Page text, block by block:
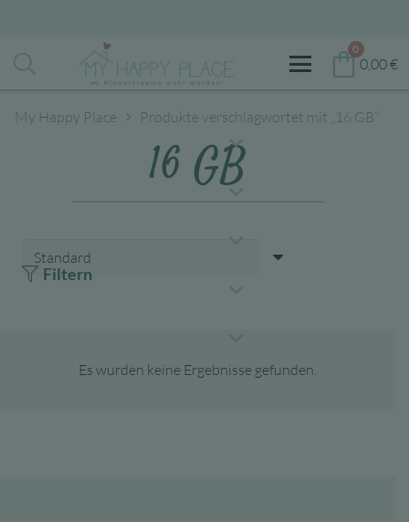
0
0,00€
My Happy Place Produkte verschlagwortet mit „16 GB“
16 GB
Filtern
Es wurden keine Ergebnisse gefunden.